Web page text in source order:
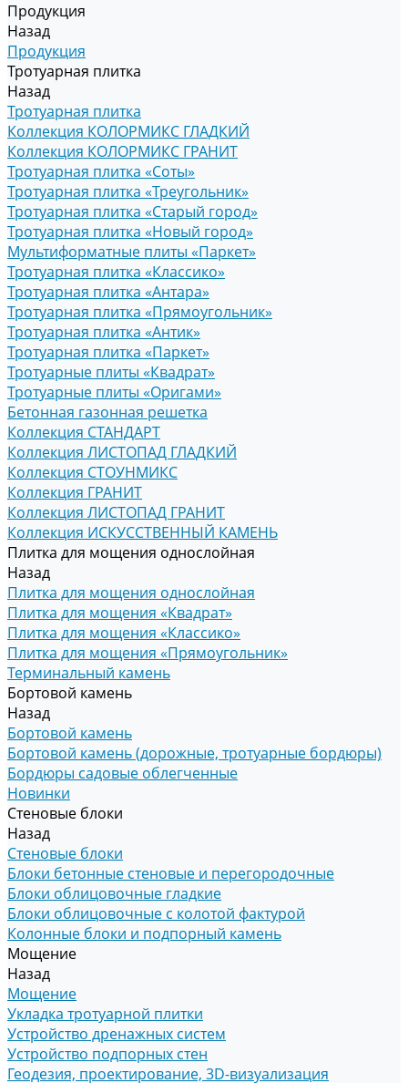
Продукция
Назад
Продукция
Тротуарная плитка
Назад
Тротуарная плитка
Коллекция КОЛОРМИКС ГЛАДКИЙ
Коллекция КОЛОРМИКС ГРАНИТ
Тротуарная плитка «Соты»
Тротуарная плитка «Треугольник»
Тротуарная плитка «Старый город»
Тротуарная плитка «Новый город»
Мультиформатные плиты «Паркет»
Тротуарная плитка «Классико»
Тротуарная плитка «Антара»
Тротуарная плитка «Прямоугольник»
Тротуарная плитка «Антик»
Тротуарная плитка «Паркет»
Тротуарные плиты «Квадрат»
Тротуарные плиты «Оригами»
Бетонная газонная решетка
Коллекция СТАНДАРТ
Коллекция ЛИСТОПАД ГЛАДКИЙ
Коллекция СТОУНМИКС
Коллекция ГРАНИТ
Коллекция ЛИСТОПАД ГРАНИТ
Коллекция ИСКУССТВЕННЫЙ КАМЕНЬ
Плитка для мощения однослойная
Назад
Плитка для мощения однослойная
Плитка для мощения «Квадрат»
Плитка для мощения «Классико»
Плитка для мощения «Прямоугольник»
Терминальный камень
Бортовой камень
Назад
Бортовой камень
Бортовой камень (дорожные, тротуарные бордюры)
Бордюры садовые облегченные
Новинки
Стеновые блоки
Назад
Стеновые блоки
Блоки бетонные стеновые и перегородочные
Блоки облицовочные гладкие
Блоки облицовочные с колотой фактурой
Колонные блоки и подпорный камень
Мощение
Назад
Мощение
Укладка тротуарной плитки
Устройство дренажных систем
Устройство подпорных стен
Геодезия, проектирование, 3D-визуализация